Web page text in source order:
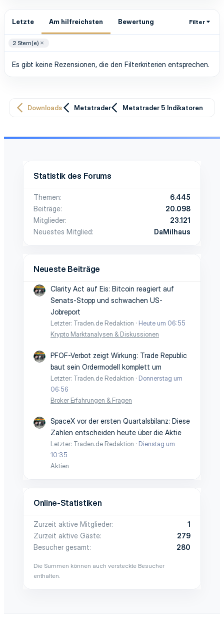
Letzte Am hilfreichsten Bewertung Filter
2 Stern(e)
Es gibt keine Rezensionen, die den Filterkriterien entsprechen.
Downloads Metatrader Metatrader 5 Indikatoren
Statistik des Forums
Themen
6.445
Beiträge
20.098
Mitglieder
23.121
Neuestes Mitglied
DaMilhaus
Neueste Beiträge
Clarity Act auf Eis: Bitcoin reagiert auf
Senats-Stopp und schwachen US-
Jobreport
Letzter: Traden.de Redaktion
Heute um 06:55
Krypto Marktanalysen & Diskussionen
PFOF-Verbot zeigt Wirkung: Trade Republic
baut sein Ordermodell komplett um
Letzter: Traden.de Redaktion
Donnerstag um
06:56
Broker Erfahrungen & Fragen
SpaceX vor der ersten Quartalsbilanz: Diese
Zahlen entscheiden heute über die Aktie
Letzter: Traden.de Redaktion
Dienstag um
10:35
Aktien
Online-Statistiken
Zurzeit aktive Mitglieder
1
Zurzeit aktive Gäste
279
Besucher gesamt
280
Die Summen können auch versteckte Besucher
enthalten.